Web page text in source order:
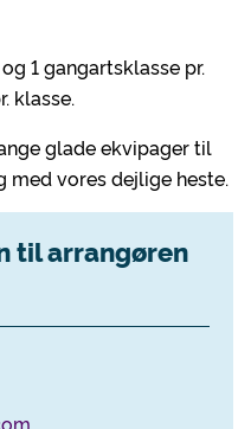
1 gangartsklasse pr.
klasse.
glade ekvipager til
med vores dejlige heste.
til arrangøren